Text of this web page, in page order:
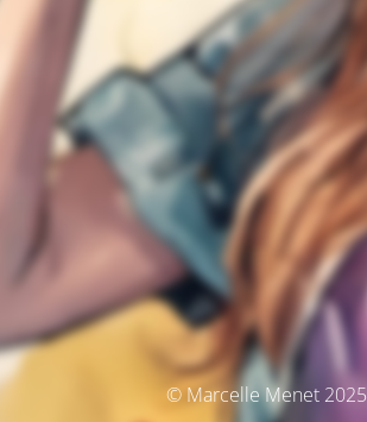
© Marcelle Menet 2025